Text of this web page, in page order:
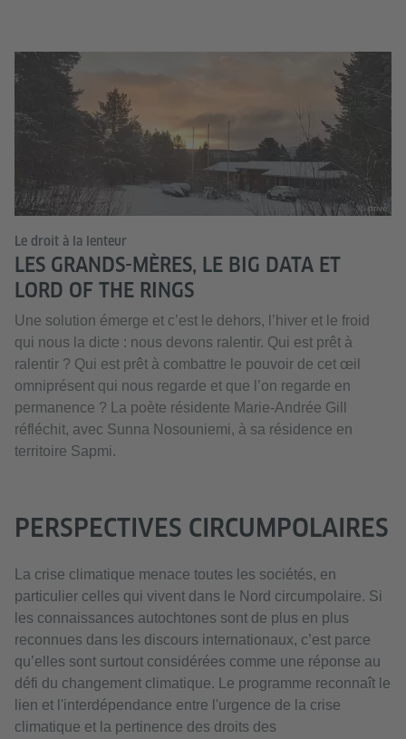
© privé
Le droit à la lenteur
LES GRANDS-MÈRES, LE BIG DATA ET
LORD OF THE RINGS
Une solution émerge et c’est le dehors, l’hiver et le froid
qui nous la dicte : nous devons ralentir. Qui est prêt à
ralentir ? Qui est prêt à combattre le pouvoir de cet œil
omniprésent qui nous regarde et que l’on regarde en
permanence ? La poète résidente Marie-Andrée Gill
réfléchit, avec Sunna Nosouniemi, à sa résidence en
territoire Sapmi.
PERSPECTIVES CIRCUMPOLAIRES
La crise climatique menace toutes les sociétés, en
particulier celles qui vivent dans le Nord circumpolaire. Si
les connaissances autochtones sont de plus en plus
reconnues dans les discours internationaux, c’est parce
qu’elles sont surtout considérées comme une réponse au
défi du changement climatique. Le programme reconnaît le
lien et l'interdépendance entre l'urgence de la crise
climatique et la pertinence des droits des